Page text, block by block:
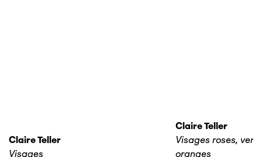
Claire Teller
Visages
Claire Teller
Visages roses,
oranges